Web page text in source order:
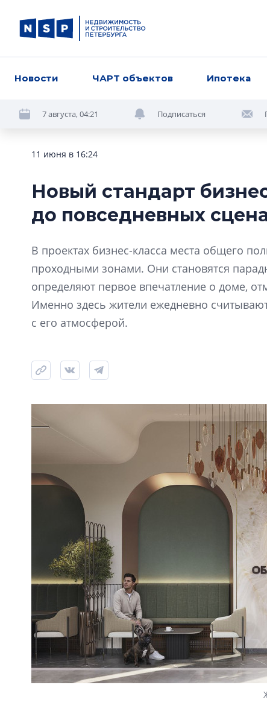
Новости ЧАРТ объектов Ипотека
7 августа, 04:21 Подписаться
11 июня в 16:24
Новый стандарт
до повседневных
В проектах бизнес-класса места общего
проходными зонами. Они становятся
определяют первое впечатление о доме,
Именно здесь жители ежедневно
с его атмосферой.